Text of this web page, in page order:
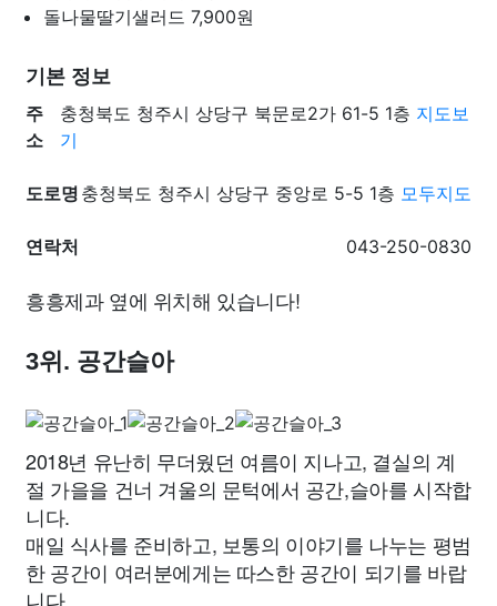
돌나물딸기샐러드 7,900원
기본 정보
주
소
충청북도 청주시 상당구 북문로2가 61-5 1층 지도보
기
도로명 충청북도 청주시 상당구 중앙로 5-5 1층 모두지도
연락처 043-250-0830
흥흥제과 옆에 위치해 있습니다!
3위. 공간슬아
2018년 유난히 무더웠던 여름이 지나고, 결실의 계
절 가을을 건너 겨울의 문턱에서 공간,슬아를 시작합
니다.
매일 식사를 준비하고, 보통의 이야기를 나누는 평범
한 공간이 여러분에게는 따스한 공간이 되기를 바랍
니다.